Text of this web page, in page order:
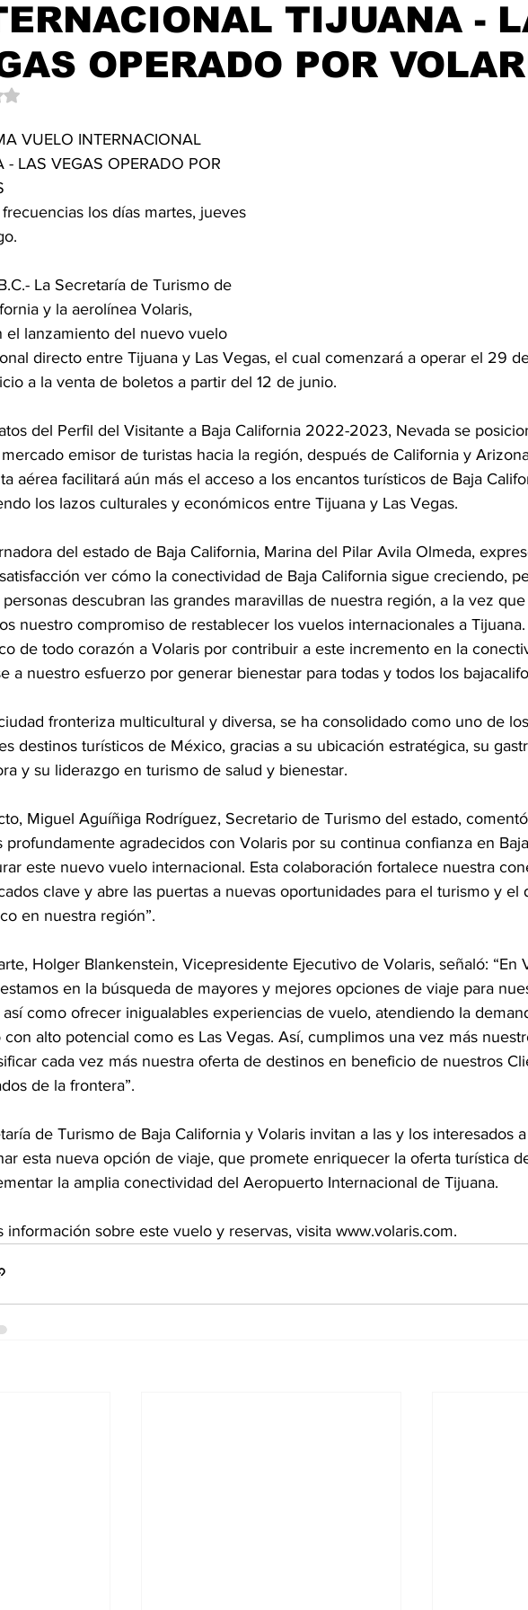
Tijuana, Baja California Ciencia & Tech Tecate, Baja California
TIJUANA -
OPERADO POR
NaN de 5 estrellas.
VUELO INTERNACIONAL
- LAS VEGAS OPERADO POR
los días martes, jueves
La Secretaría de Turismo de
y la aerolínea Volaris,
el lanzamiento del nuevo vuelo
directo entre Tijuana y Las Vegas, el cual comenzará a operar el 29
a la venta de boletos a partir del 12 de junio.
del Perfil del Visitante a Baja California 2022-2023, Nevada se
emisor de turistas hacia la región, después de California y
aérea facilitará aún más el acceso a los encantos turísticos de Baja
los lazos culturales y económicos entre Tijuana y Las Vegas.
del estado de Baja California, Marina del Pilar Avila Olmeda,
ver cómo la conectividad de Baja California sigue creciendo,
descubran las grandes maravillas de nuestra región, a la vez que
nuestro compromiso de restablecer los vuelos internacionales a Tijuana.
de todo corazón a Volaris por contribuir a este incremento en la
a nuestro esfuerzo por generar bienestar para todas y todos los
fronteriza multicultural y diversa, se ha consolidado como uno de los
destinos turísticos de México, gracias a su ubicación estratégica, su
y su liderazgo en turismo de salud y bienestar.
Miguel Aguíñiga Rodríguez, Secretario de Turismo del estado,
profundamente agradecidos con Volaris por su continua confianza en
este nuevo vuelo internacional. Esta colaboración fortalece nuestra
clave y abre las puertas a nuevas oportunidades para el turismo y el
en nuestra región”.
Holger Blankenstein, Vicepresidente Ejecutivo de Volaris, señaló: “En
en la búsqueda de mayores y mejores opciones de viaje para
así como ofrecer inigualables experiencias de vuelo, atendiendo la
con alto potencial como es Las Vegas. Así, cumplimos una vez más
cada vez más nuestra oferta de destinos en beneficio de nuestros
de la frontera”.
de Turismo de Baja California y Volaris invitan a las y los interesados a
esta nueva opción de viaje, que promete enriquecer la oferta turística
la amplia conectividad del Aeropuerto Internacional de Tijuana.
información sobre este vuelo y reservas, visita www.volaris.com.